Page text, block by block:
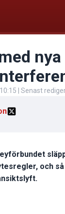
| Senast
och